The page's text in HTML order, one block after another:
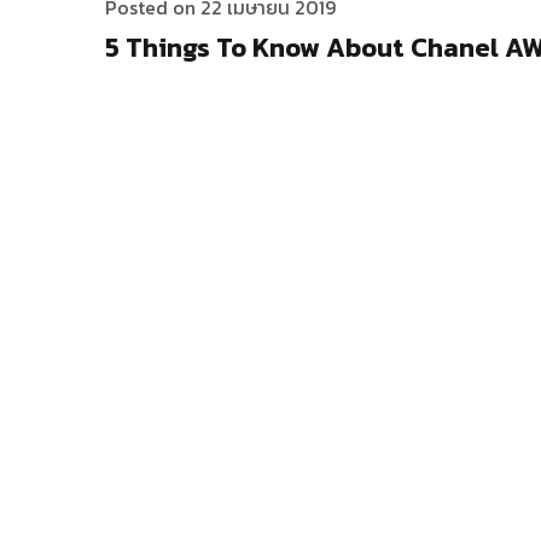
Posted on 22 เมษายน 2019
5 Things To Know About Chanel